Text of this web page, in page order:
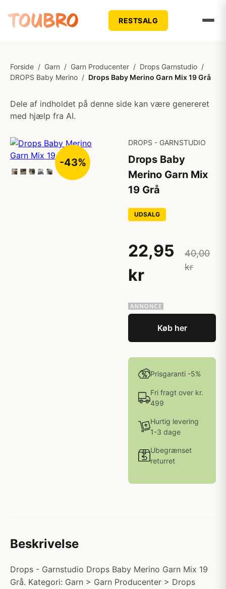
RESTSALG
Forside / Garn / Garn Producenter / Drops Garnstudio /
DROPS Baby Merino / Drops Baby Merino Garn Mix 19 Grå
Dele af indholdet på denne side kan være genereret
med hjælp fra AI.
-43%
DROPS - GARNSTUDIO
Drops Baby
Merino Garn Mix
19 Grå
UDSALG
22,95
kr
40,00
kr
Køb her
Prisgaranti -5%
Fri fragt over kr.
499
Hurtig levering
1-3 dage
Ubegrænset
returret
Beskrivelse
Drops - Garnstudio Drops Baby Merino Garn Mix 19
Grå. Kategori: Garn > Garn Producenter > Drops